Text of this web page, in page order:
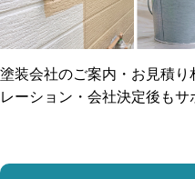
ご近所トラブルに
賠償保険
防水工事
マンション・ア
塗装会社のご案内・お見積
レーション・会社決定後もサ